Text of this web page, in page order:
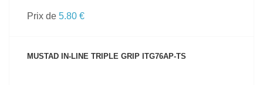
Prix de 5.80 €
MUSTAD IN-LINE TRIPLE GRIP ITG76AP-TS